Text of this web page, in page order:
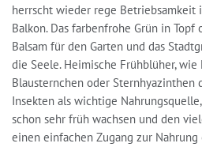
herrscht wieder rege Betriebsamkeit
Balkon. Das farbenfrohe Grün in
Balsam für den Garten und das
die Seele. Heimische Frühblüher, wie
Blausternchen oder Sternhyazinthen
Insekten als wichtige
schon sehr früh wachsen und den
einen einfachen Zugang zur Nahrung